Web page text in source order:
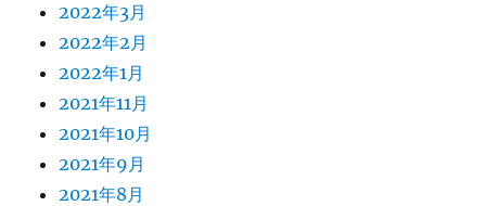
2022年3月
2022年2月
2022年1月
2021年11月
2021年10月
2021年9月
2021年8月